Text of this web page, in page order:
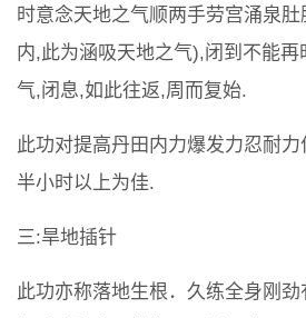
时意念天地之气顺两手劳宫涌泉
内,此为涵吸天地之气),闭到不能
气,闭息,如此往返,周而复始.
此功对提高丹田内力爆发力忍耐
半小时以上为佳.
三:旱地插针
此功亦称落地生根．久练全身刚